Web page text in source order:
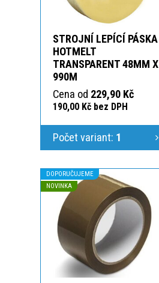
STROJNÍ LEPÍCÍ PÁSKA
HOTMELT
TRANSPARENT 48MM X
990M
Cena od 229,90 Kč
190,00 Kč bez DPH
Počet variant: 1
DOPORUČUJEME
NOVINKA